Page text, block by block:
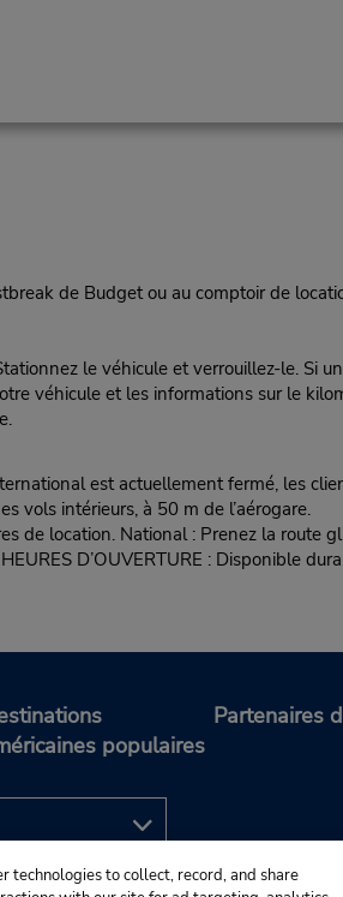
de Budget ou au comptoir de
le véhicule et verrouillez-le.
véhicule et les informations sur le
est actuellement fermé, les
vols intérieurs, à 50 m de l’aérogare.
de location. National : Prenez la route
D’OUVERTURE : Disponible
populaires
Partenaires
technologies to collect, record, and share